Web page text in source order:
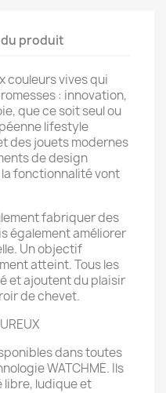
produit
couleurs vives qui
: innovation,
que ce soit seul ou
lifestyle
des jouets modernes
de design
fonctionnalité vont
fabriquer des
également améliorer
Un objectif
atteint. Tous les
et ajoutent du plaisir
de chevet.
dans toutes
WATCHME. Ils
libre, ludique et